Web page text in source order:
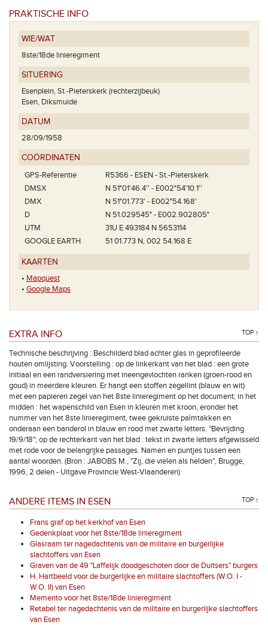
PRAKTISCHE INFO
WIE/WAT
8ste/18de linieregiment
SITUERING
Esenplein, St.-Pieterskerk (rechterzijbeuk)
Esen, Diksmuide
DATUM
28/09/1958
COÖRDINATEN
GPS-Referentie
R5366 - ESEN - St.-Pieterskerk
DMSX
N 51°01'46.4'' - E002°54'10.1''
DMX
N 51°01.773' - E002°54.168'
D
N 51.029545° - E002.902805°
UTM
31U E 493184 N 5653114
GOOGLE EARTH
51 01.773 N, 002 54.168 E
KAARTEN
• Mapquest
• Google Maps
EXTRA INFO TOP ↑
Technische beschrijving : Beschilderd blad achter glas in geprofileerde
houten omlijsting. Voorstelling : op de linkerkant van het blad : een grote
initiaal en een randversiering met ineengevlochten ranken (groen-rood en
goud) in meerdere kleuren. Er hangt een stoffen zegellint (blauw en wit)
met een papieren zegel van het 8ste linieregiment op het document; in het
midden : het wapenschild van Esen in kleuren met kroon, eronder het
nummer van het 8ste linieregiment, twee gekruiste palmtakken en
onderaan een banderol in blauw en rood met zwarte letters. "Bevrijding
19/9/18"; op de rechterkant van het blad : tekst in zwarte letters afgewisseld
met rode voor de belangrijke passages. Namen en puntjes tussen een
aantal woorden. (Bron : JABOBS M., "Zij, die vielen als helden", Brugge,
1996, 2 delen - Uitgave Provincie West-Vlaanderen)
ANDERE ITEMS IN ESEN TOP ↑
Frans graf op het kerkhof van Esen
Gedenkplaat voor het 8ste/18de linieregiment
Glasraam ter nagedachtenis van de militaire en burgerlijke
slachtoffers van Esen
Graven van de 49 "Laffelijk doodgeschoten door de Duitsers" burgers
H. Hartbeeld voor de burgerlijke en militaire slachtoffers (W.O. I -
W.O. II) van Esen
Memento voor het 8ste/18de linieregiment
Retabel ter nagedachtenis van de militaire en burgerlijke slachtoffers
van Esen